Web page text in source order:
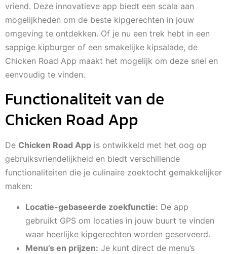
vriend. Deze innovatieve app biedt een scala aan
mogelijkheden om de beste kipgerechten in jouw
omgeving te ontdekken. Of je nu een trek hebt in een
sappige kipburger of een smakelijke kipsalade, de
Chicken Road App maakt het mogelijk om deze snel en
eenvoudig te vinden.
Functionaliteit van de
Chicken Road App
De Chicken Road App is ontwikkeld met het oog op
gebruiksvriendelijkheid en biedt verschillende
functionaliteiten die je culinaire zoektocht gemakkelijker
maken:
Locatie-gebaseerde zoekfunctie: De app
gebruikt GPS om locaties in jouw buurt te vinden
waar heerlijke kipgerechten worden geserveerd.
Menu’s en prijzen: Je kunt direct de menu’s